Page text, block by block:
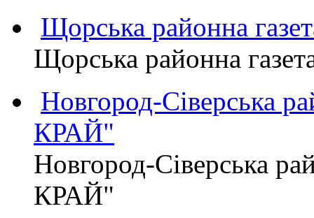
Щорська районна
Щорська районна
Новгород-Сіверська
КРАЙ"
Новгород-Сіверська
КРАЙ"